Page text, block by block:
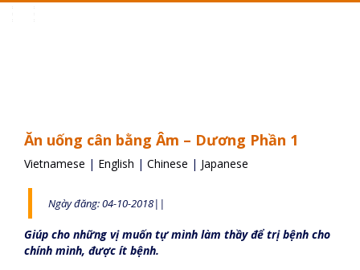
Ăn uống cân bằng Âm – Dương Phần 1
Vietnamese | English | Chinese | Japanese
Ngày đăng: 04-10-2018||
Giúp cho những vị muốn tự mình làm thầy để trị bệnh cho
chính mình, được ít bệnh.